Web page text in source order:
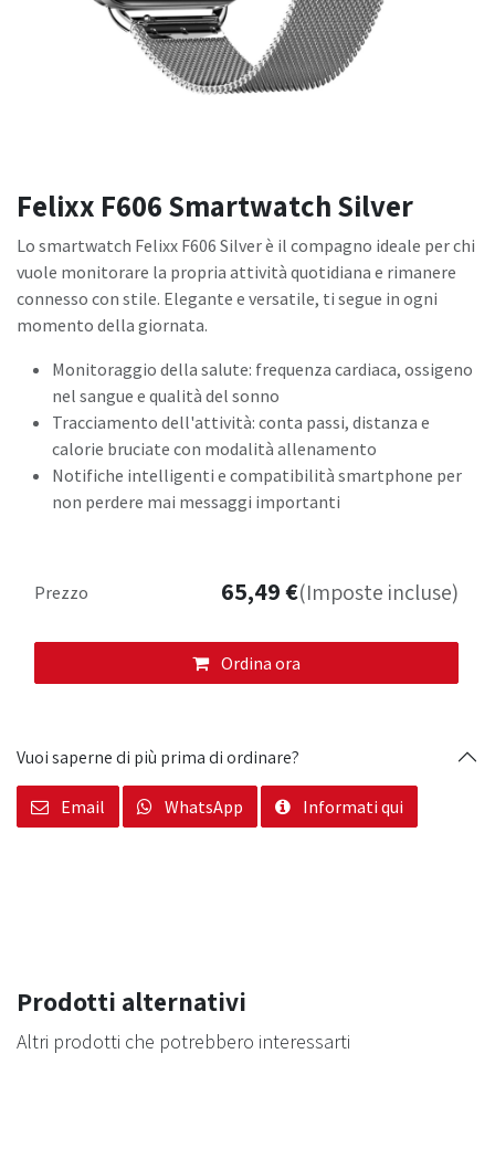
Felixx F606 Smartwatch Silver
Lo smartwatch Felixx F606 Silver è il compagno ideale per chi
vuole monitorare la propria attività quotidiana e rimanere
connesso con stile. Elegante e versatile, ti segue in ogni
momento della giornata.
Monitoraggio della salute: frequenza cardiaca, ossigeno
nel sangue e qualità del sonno
Tracciamento dell'attività: conta passi, distanza e
calorie bruciate con modalità allenamento
Notifiche intelligenti e compatibilità smartphone per
non perdere mai messaggi importanti
Ordina ora
Prezzo 65,49€(Imposte incluse)
Vuoi saperne di più prima di ordinare?
Email WhatsApp Informati qui
Prodotti alternativi
Altri prodotti che potrebbero interessarti